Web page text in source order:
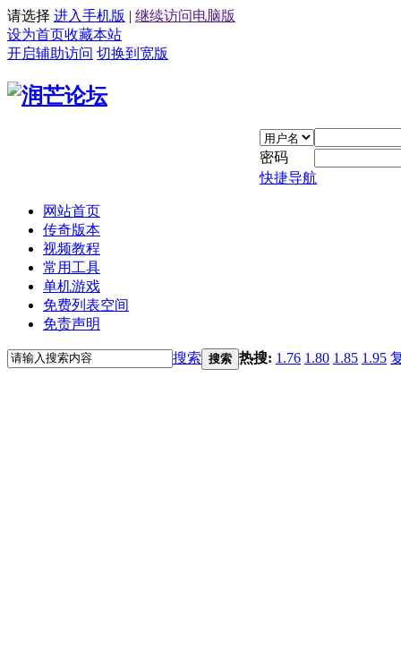
请选择 进入手机版 | 继续访问电脑版
设为首页收藏本站
开启辅助访问 切换到宽版
密码
快捷导航
网站首页
传奇版本
视频教程
常用工具
单机游戏
免费列表空间
免责声明
搜索 搜索 热搜: 1.76 1.80 1.85 1.95